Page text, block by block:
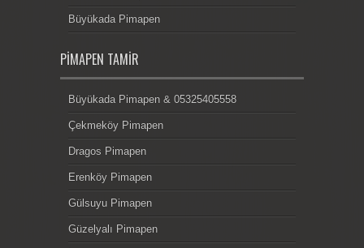
Büyükada Pimapen
PIMAPEN TAMIR
Büyükada Pimapen & 05325405558
Çekmeköy Pimapen
Dragos Pimapen
Erenköy Pimapen
Gülsuyu Pimapen
Güzelyalı Pimapen